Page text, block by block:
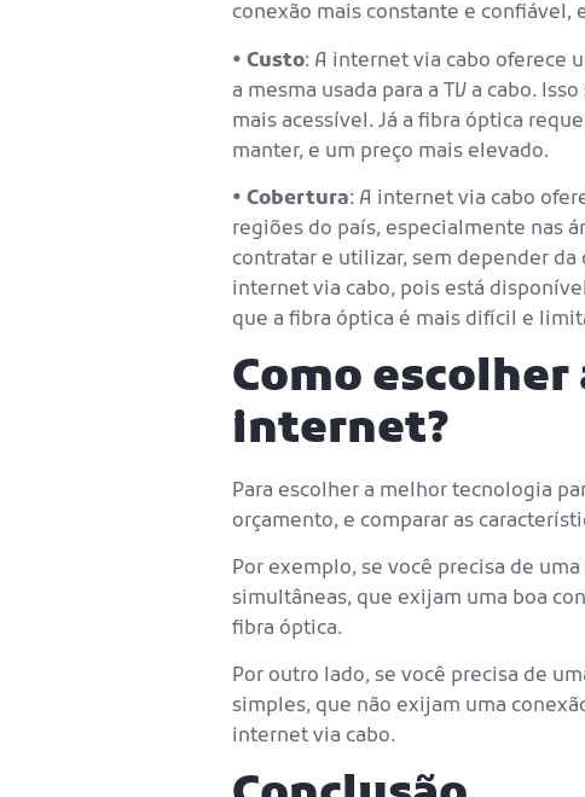
conexão mais constante e confiável,
• Custo: A internet via cabo oferece
a mesma usada para a TV a cabo.
mais acessível. Já a fibra óptica
manter, e um preço mais elevado.
• Cobertura: A internet via cabo
regiões do país, especialmente nas
contratar e utilizar, sem depender
internet via cabo, pois está
que a fibra óptica é mais difícil e
Como
internet?
Para escolher a melhor tecnologia
orçamento, e comparar as
Por exemplo, se você precisa de
simultâneas, que exijam uma boa
fibra óptica.
Por outro lado, se você precisa de
simples, que não exijam uma
internet via cabo.